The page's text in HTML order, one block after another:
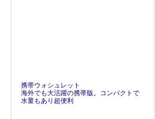
携帯ウォシュレット
海外でも大活躍の携帯版。コンパクトで
水量もあり超便利